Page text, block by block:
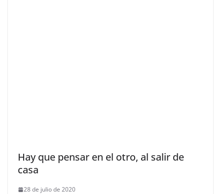
Hay que pensar en el otro, al salir de
casa
28 de julio de 2020